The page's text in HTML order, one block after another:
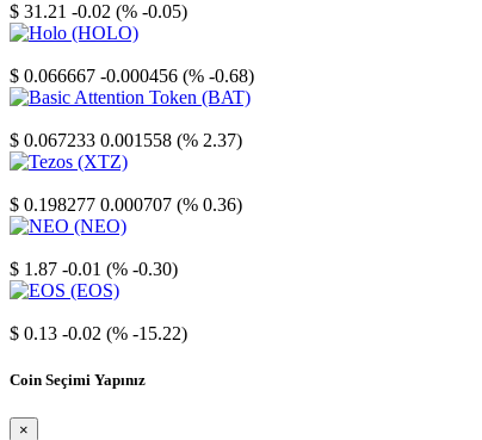
$ 31.21 -0.02 (% -0.05)
$ 0.066667 -0.000456 (% -0.68)
$ 0.067233 0.001558 (% 2.37)
$ 0.198277 0.000707 (% 0.36)
$ 1.87 -0.01 (% -0.30)
$ 0.13 -0.02 (% -15.22)
Coin Seçimi Yapınız
×